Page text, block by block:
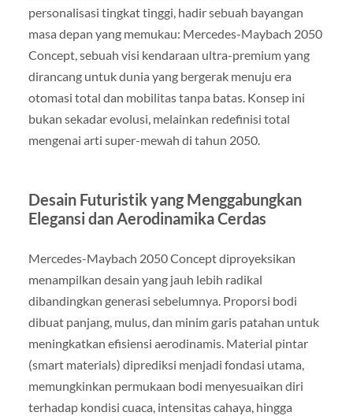
personalisasi tingkat tinggi, hadir sebuah bayangan
masa depan yang memukau: Mercedes-Maybach 2050
Concept, sebuah visi kendaraan ultra-premium yang
dirancang untuk dunia yang bergerak menuju era
otomasi total dan mobilitas tanpa batas. Konsep ini
bukan sekadar evolusi, melainkan redefinisi total
mengenai arti super-mewah di tahun 2050.
Desain Futuristik yang Menggabungkan
Elegansi dan Aerodinamika Cerdas
Mercedes-Maybach 2050 Concept diproyeksikan
menampilkan desain yang jauh lebih radikal
dibandingkan generasi sebelumnya. Proporsi bodi
dibuat panjang, mulus, dan minim garis patahan untuk
meningkatkan efisiensi aerodinamis. Material pintar
(smart materials) diprediksi menjadi fondasi utama,
memungkinkan permukaan bodi menyesuaikan diri
terhadap kondisi cuaca, intensitas cahaya, hingga